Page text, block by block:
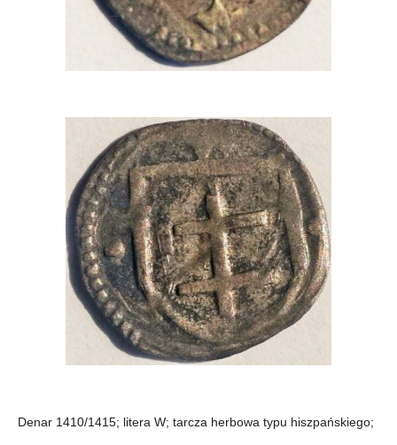
Denar 1410/1415; litera W; tarcza herbowa typu hiszpańskiego;